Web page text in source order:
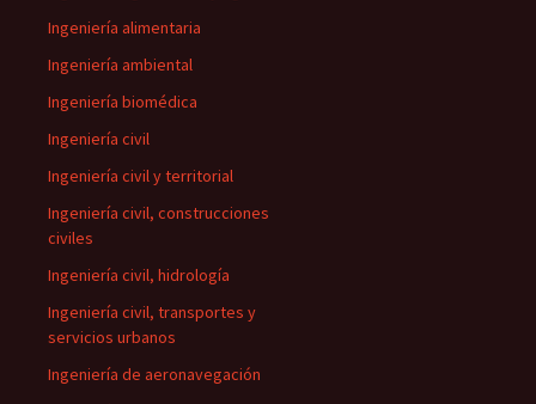
Ingeniería alimentaria
Ingeniería ambiental
Ingeniería biomédica
Ingeniería civil
Ingeniería civil y territorial
Ingeniería civil, construcciones
civiles
Ingeniería civil, hidrología
Ingeniería civil, transportes y
servicios urbanos
Ingeniería de aeronavegación